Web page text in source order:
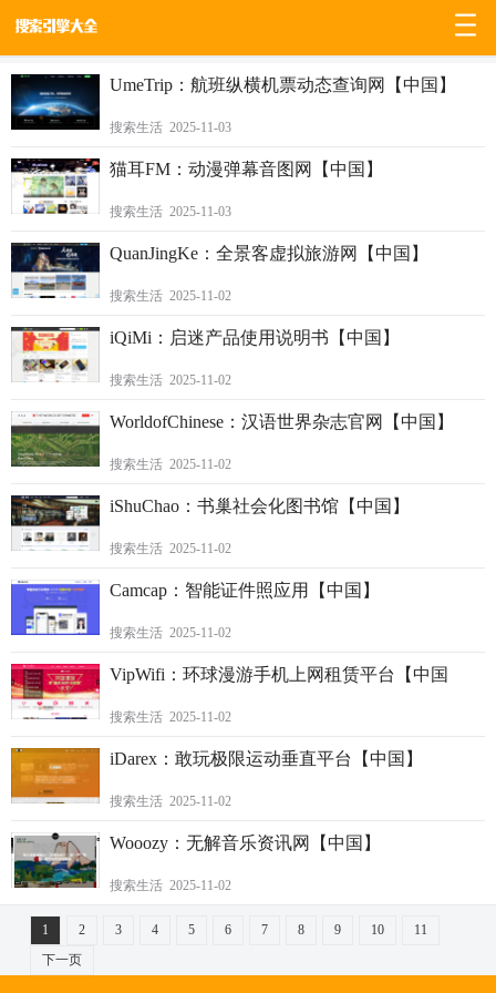
/
UmeTrip：航班纵横机票动态查询网【中国】
搜索生活 2025-11-03
猫耳FM：动漫弹幕音图网【中国】
搜索生活 2025-11-03
QuanJingKe：全景客虚拟旅游网【中国】
搜索生活 2025-11-02
iQiMi：启迷产品使用说明书【中国】
搜索生活 2025-11-02
WorldofChinese：汉语世界杂志官网【中国】
搜索生活 2025-11-02
iShuChao：书巢社会化图书馆【中国】
搜索生活 2025-11-02
Camcap：智能证件照应用【中国】
搜索生活 2025-11-02
VipWifi：环球漫游手机上网租赁平台【中国
搜索生活 2025-11-02
iDarex：敢玩极限运动垂直平台【中国】
搜索生活 2025-11-02
Wooozy：无解音乐资讯网【中国】
搜索生活 2025-11-02
1 2 3 4 5 6 7 8 9 10
11
下一页